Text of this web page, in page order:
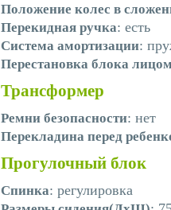
Положение колес в
Перекидная ручка: есть
Система амортизации:
Перестановка блока
Трансформер
Ремни безопасности: нет
Перекладина перед
Прогулочный блок
Спинка: регулировка